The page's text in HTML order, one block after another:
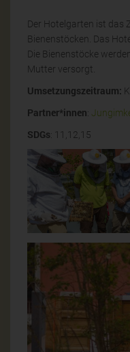
Der Hotelgarten ist das
Bienenstöcken. Das
Die Bienenstöcke
Mutter versorgt.
Umsetzungszeitraum:
Partner*innen:
SDGs: 11,12,15